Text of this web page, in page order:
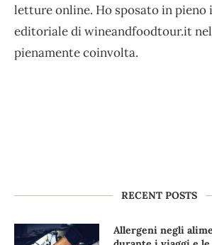
letture online. Ho sposato in
editoriale di wineandfoodtour.it
pienamente coinvolta.
RECENT POSTS
Allergeni negli